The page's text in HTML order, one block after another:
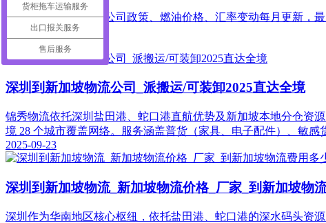
本价格体系将根据船公司政策、燃油价格、汇率变动每月更新，
2025-09-23
深圳到新加坡物流公司_派搬运/可装卸2025直达全境
锦秀物流依托深圳盐田港、蛇口港直航优势及新加坡本地分仓资
境 28 个城市覆盖网络。服务涵盖普货（家具、电子配件）、敏
2025-09-23
深圳到新加坡物流_新加坡物流价格_厂家_到新加坡物
深圳作为华南地区核心枢纽，依托盐田港、蛇口港的深水码头资
货柜拖车运输服务
出口报关服务
售后服务